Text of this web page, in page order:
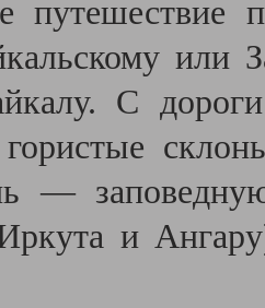
или
С
—
и